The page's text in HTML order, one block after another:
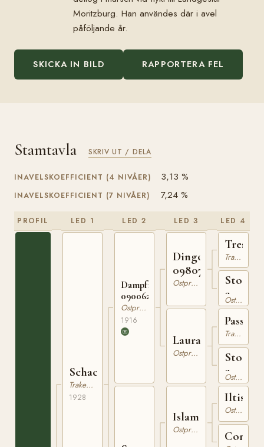
Moritzburg. Han användes där i avel
påföljande år.
SKICKA IN BILD RAPPORTERA FEL
Stamtavla SKRIV UT / DELA
INAVELSKOEFFICIENT (4 NIVÅER) 3,13 %
INAVELSKOEFFICIENT (7 NIVÅER) 7,24 %
PROFIL LED 1
Schachzug
Trakehner
1928
LED 2
Dampfross
090062016
Ostpreussare
1916
LED 3
Dingo
098079895
Ostpreussare
Laura
Ostpreussare
Islam
Ostpreussare
LED 4
Tresor
Trakehner
Sto
e.
Discant
Ostpreussare
Passvan
Trakehner
Sto
e. Ostpreussare
Iltis
Ostpreussare